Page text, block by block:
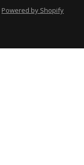
Powered by Shopify